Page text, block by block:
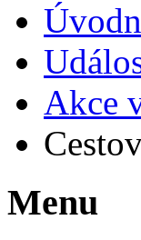
Akce
Menu